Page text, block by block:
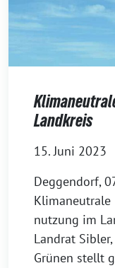
Landkreis
15. Juni 2023
Deggendorf,
Klimaneutrale
nutzung im
Landrat
Grünen stellt